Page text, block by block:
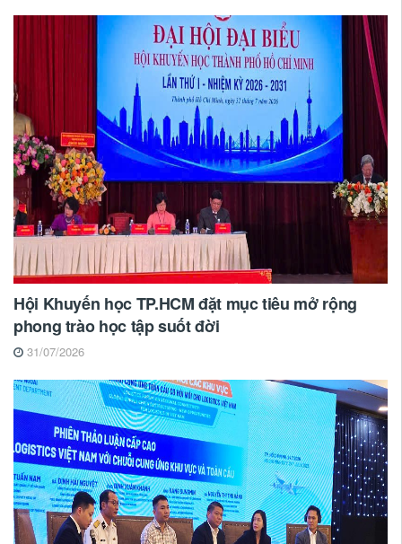
Hội Khuyến học TP.HCM đặt mục tiêu mở rộng
phong trào học tập suốt đời
31/07/2026